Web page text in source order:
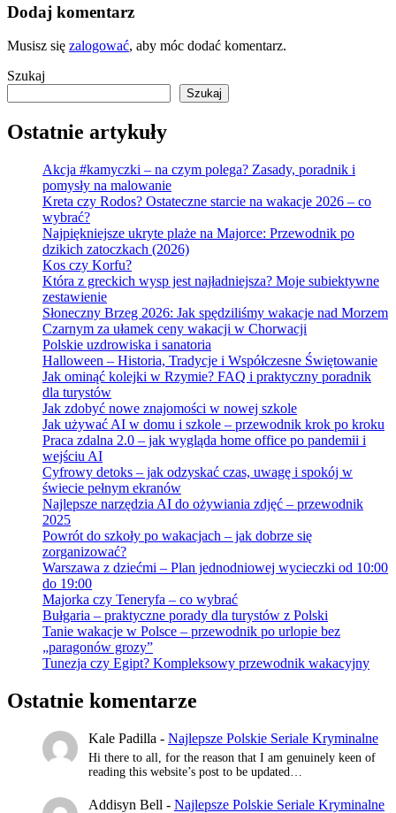
Dodaj komentarz
Musisz się zalogować, aby móc dodać komentarz.
Szukaj
Szukaj
Ostatnie artykuły
Akcja #kamyczki – na czym polega? Zasady, poradnik i
pomysły na malowanie
Kreta czy Rodos? Ostateczne starcie na wakacje 2026 – co
wybrać?
Najpiękniejsze ukryte plaże na Majorce: Przewodnik po
dzikich zatoczkach (2026)
Kos czy Korfu?
Która z greckich wysp jest najładniejsza? Moje subiektywne
zestawienie
Słoneczny Brzeg 2026: Jak spędziliśmy wakacje nad Morzem
Czarnym za ułamek ceny wakacji w Chorwacji
Polskie uzdrowiska i sanatoria
Halloween – Historia, Tradycje i Współczesne Świętowanie
Jak ominąć kolejki w Rzymie? FAQ i praktyczny poradnik
dla turystów
Jak zdobyć nowe znajomości w nowej szkole
Jak używać AI w domu i szkole – przewodnik krok po kroku
Praca zdalna 2.0 – jak wygląda home office po pandemii i
wejściu AI
Cyfrowy detoks – jak odzyskać czas, uwagę i spokój w
świecie pełnym ekranów
Najlepsze narzędzia AI do ożywiania zdjęć – przewodnik
2025
Powrót do szkoły po wakacjach – jak dobrze się
zorganizować?
Warszawa z dziećmi – Plan jednodniowej wycieczki od 10:00
do 19:00
Majorka czy Teneryfa – co wybrać
Bułgaria – praktyczne porady dla turystów z Polski
Tanie wakacje w Polsce – przewodnik po urlopie bez
„paragonów grozy”
Tunezja czy Egipt? Kompleksowy przewodnik wakacyjny
Ostatnie komentarze
Kale Padilla - Najlepsze Polskie Seriale Kryminalne
Hi there to all, for the reason that I am genuinely keen of
reading this website’s post to be updated…
Addisyn Bell - Najlepsze Polskie Seriale Kryminalne